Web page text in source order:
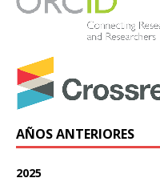
AÑOS ANTERIORES
2025